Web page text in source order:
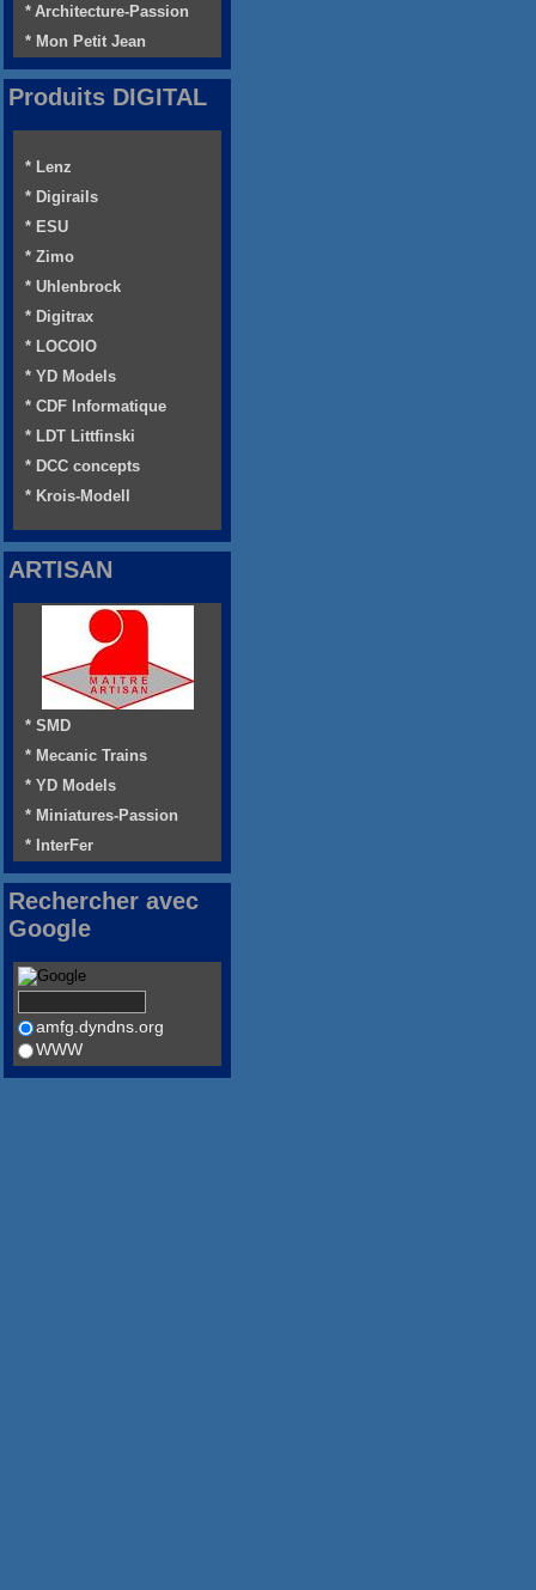
* Architecture-Passion
* Mon Petit Jean
Produits DIGITAL
* Lenz
* Digirails
* ESU
* Zimo
* Uhlenbrock
* Digitrax
* LOCOIO
* YD Models
* CDF Informatique
* LDT Littfinski
* DCC concepts
* Krois-Modell
ARTISAN
* SMD
* Mecanic Trains
* YD Models
* Miniatures-Passion
* InterFer
Rechercher avec
Google
amfg.dyndns.org
WWW